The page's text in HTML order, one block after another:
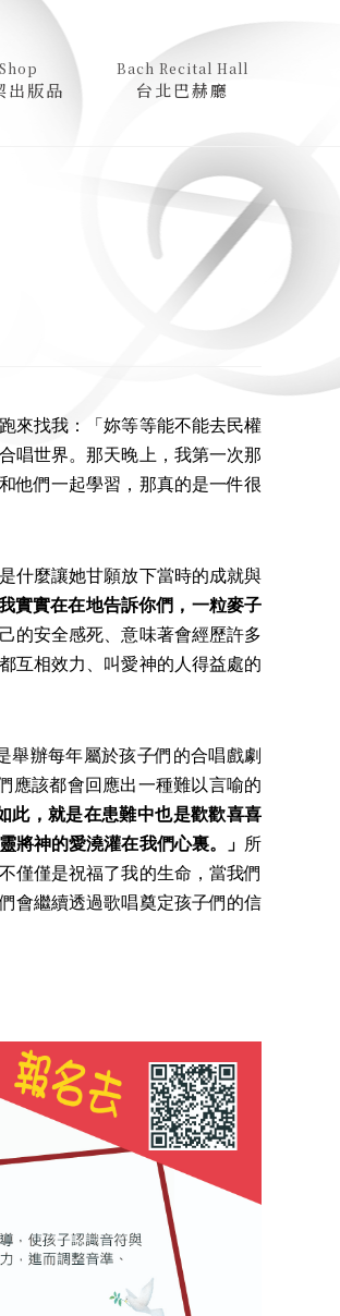
Shop
出版品
Bach Recital Hall
台北巴赫廳
來找我：「妳等等能不能去民權
唱世界。那天晚上，我第一次那
他們一起學習，那真的是一件很
什麼讓她甘願放下當時的成就與
我實實在在地告訴你們，一粒麥子
的安全感死、意味著會經歷許多
互相效力、叫愛神的人得益處的
辦每年屬於孩子們的合唱戲劇
應該都會回應出一種難以言喻的
此，就是在患難中也是歡歡喜喜
將神的愛澆灌在我們心裏。」 所
僅僅是祝福了我的生命，當我們
會繼續透過歌唱奠定孩子們的信